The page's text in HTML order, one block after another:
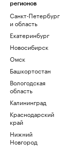
регионов
Санкт-Петербург
и область
Екатеринбург
Новосибирск
Омск
Башкортостан
Вологодская
область
Калининград
Краснодарский
край
Нижний
Новгород